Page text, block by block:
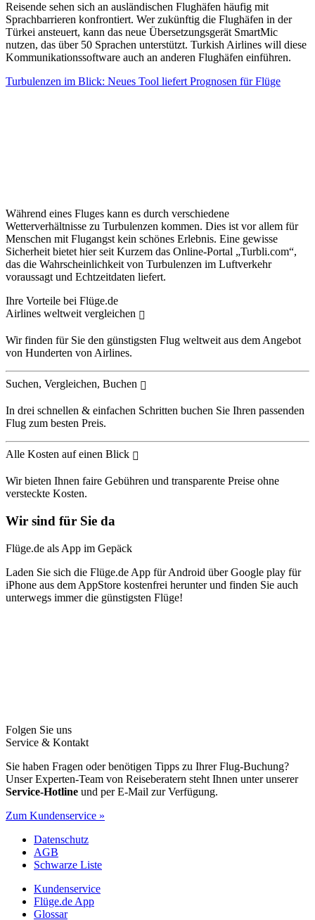
Reisende sehen sich an ausländischen Flughäfen häufig mit
Sprachbarrieren konfrontiert. Wer zukünftig die Flughäfen in der
Türkei ansteuert, kann das neue Übersetzungsgerät SmartMic
nutzen, das über 50 Sprachen unterstützt. Turkish Airlines will diese
Kommunikationssoftware auch an anderen Flughäfen einführen.
Turbulenzen im Blick: Neues Tool liefert Prognosen für Flüge
Während eines Fluges kann es durch verschiedene
Wetterverhältnisse zu Turbulenzen kommen. Dies ist vor allem für
Menschen mit Flugangst kein schönes Erlebnis. Eine gewisse
Sicherheit bietet hier seit Kurzem das Online-Portal „Turbli.com“,
das die Wahrscheinlichkeit von Turbulenzen im Luftverkehr
voraussagt und Echtzeitdaten liefert.
Ihre Vorteile bei Flüge.de
Airlines weltweit vergleichen
Wir finden für Sie den günstigsten Flug weltweit aus dem Angebot
von Hunderten von Airlines.
Suchen, Vergleichen, Buchen
In drei schnellen & einfachen Schritten buchen Sie Ihren passenden
Flug zum besten Preis.
Alle Kosten auf einen Blick
Wir bieten Ihnen faire Gebühren und transparente Preise ohne
versteckte Kosten.
Wir sind für Sie da
Flüge.de als App im Gepäck
Laden Sie sich die Flüge.de App für Android über Google play für
iPhone aus dem AppStore kostenfrei herunter und finden Sie auch
unterwegs immer die günstigsten Flüge!
Folgen Sie uns
Service & Kontakt
Sie haben Fragen oder benötigen Tipps zu Ihrer Flug-Buchung?
Unser Experten-Team von Reiseberatern steht Ihnen unter unserer
Service-Hotline und per E-Mail zur Verfügung.
Zum Kundenservice »
Datenschutz
AGB
Schwarze Liste
Kundenservice
Flüge.de App
Glossar